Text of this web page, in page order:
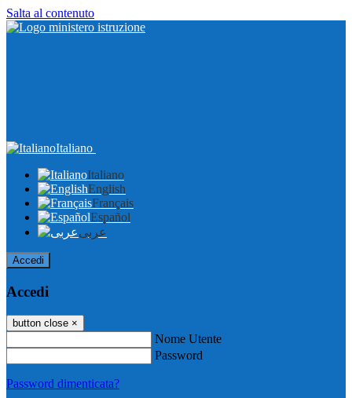
Salta al contenuto
Italiano
Italiano
English
Français
Español
عربى
Accedi
Accedi
button close ×
Nome Utente
Password
Password dimenticata?